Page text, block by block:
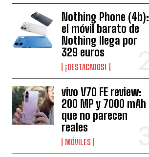
Nothing Phone (4b):
el móvil barato de
Nothing llega por
329 euros
¡DESTACADOS!
vivo V70 FE review:
200 MP y 7000 mAh
que no parecen
reales
MÓVILES